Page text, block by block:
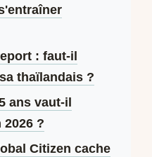
: faut-il
thaïlandais ?
ans vaut-il
?
Citizen cache